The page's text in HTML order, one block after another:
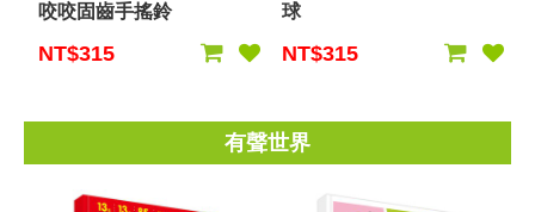
咬咬固齒手搖鈴
NT$315
球
NT$315
有聲世界